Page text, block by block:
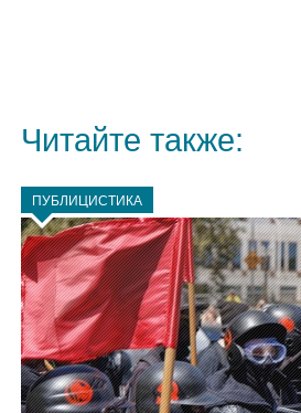
Читайте также:
ПУБЛИЦИСТИКА